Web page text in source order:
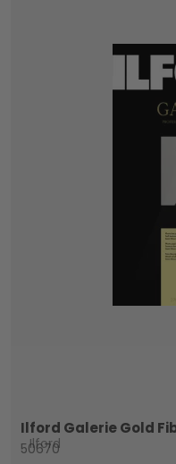
Ilford Galerie Gold
Ilford
50670